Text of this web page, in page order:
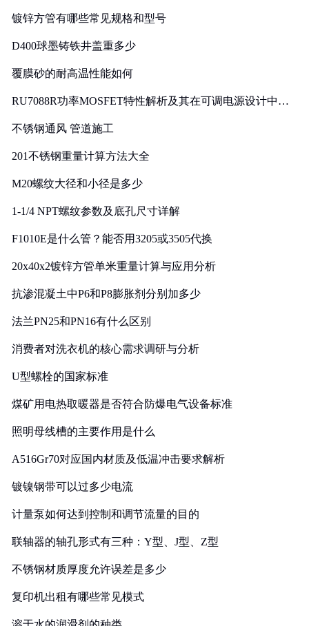
镀锌方管有哪些常见规格和型号
D400球墨铸铁井盖重多少
覆膜砂的耐高温性能如何
RU7088R功率MOSFET特性解析及其在可调电源设计中的
不锈钢通风 管道施工
201不锈钢重量计算方法大全
M20螺纹大径和小径是多少
1-1/4 NPT螺纹参数及底孔尺寸详解
F1010E是什么管？能否用3205或3505代换
20x40x2镀锌方管单米重量计算与应用分析
抗渗混凝土中P6和P8膨胀剂分别加多少
法兰PN25和PN16有什么区别
消费者对洗衣机的核心需求调研与分析
U型螺栓的国家标准
煤矿用电热取暖器是否符合防爆电气设备标准
照明母线槽的主要作用是什么
A516Gr70对应国内材质及低温冲击要求解析
镀镍钢带可以过多少电流
计量泵如何达到控制和调节流量的目的
联轴器的轴孔形式有三种：Y型、J型、Z型
不锈钢材质厚度允许误差是多少
复印机出租有哪些常见模式